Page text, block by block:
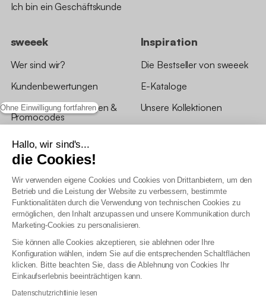
Ohne Einwilligung fortfahren
Hallo, wir sind's...
die Cookies!
Wir verwenden eigene Cookies und Cookies von Drittanbietern, um den
Betrieb und die Leistung der Website zu verbessern, bestimmte
Funktionalitäten durch die Verwendung von technischen Cookies zu
ermöglichen, den Inhalt anzupassen und unsere Kommunikation durch
Marketing-Cookies zu personalisieren.
Sie können alle Cookies akzeptieren, sie ablehnen oder Ihre
Konfiguration wählen, indem Sie auf die entsprechenden Schaltflächen
klicken. Bitte beachten Sie, dass die Ablehnung von Cookies Ihr
Einkaufserlebnis beeinträchtigen kann.
Datenschutzrichtlinie lesen
Ich bin ein Geschäftskunde
sweeek
Wer sind wir?
Kundenbewertungen
*Angebotsbedingungen &
Promocodes
Bewertungen von sweeek
Unsere Geschäfte
Inspiration
Die Bestseller von sweeek
E-Kataloge
Unsere Kollektionen
AGB Treueprogramm
Datenschutzrichtlinien
Allgemeine Geschäftsbedingungen für Geschäftskunden
Erklärung zur Barrierefreiheit